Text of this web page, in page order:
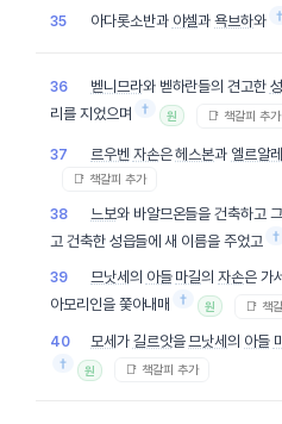
35 아다롯소반과 야셀과욕브하와 †
36 벧니므라와 벧하란들의 견고한
리를 지었으며
† 원 📑 책갈피 추가
37 르우벤 자손은헤스본과 엘르알레
📑 책갈피 추가
38 느보와 바알므온들을 건축하고
고 건축한 성읍들에 새 이름을 주었고 †
39 므낫세 의 아들 마길의자손은 가서
아모리인을 쫓아내매
† 원 📑 책
40 모세 가 길르앗을 므낫세의 아들
†
원 📑 책갈피 추가